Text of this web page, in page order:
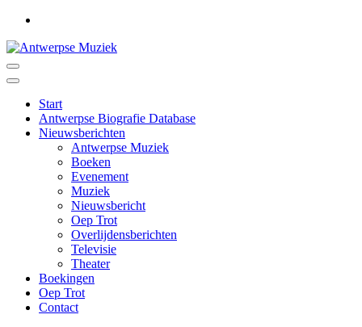
inhoud
(druk
op
Start
Antwerpse Biografie Database
Nieuwsberichten
Antwerpse Muziek
Boeken
Evenement
Muziek
Nieuwsbericht
Oep Trot
Overlijdensberichten
Televisie
Theater
Boekingen
Oep Trot
Contact